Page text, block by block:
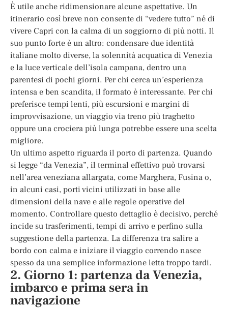
È utile anche ridimensionare alcune aspettative. Un
itinerario così breve non consente di “vedere tutto” né di
vivere Capri con la calma di un soggiorno di più notti. Il
suo punto forte è un altro: condensare due identità
italiane molto diverse, la solennità acquatica di Venezia
e la luce verticale dell’isola campana, dentro una
parentesi di pochi giorni. Per chi cerca un’esperienza
intensa e ben scandita, il formato è interessante. Per chi
preferisce tempi lenti, più escursioni e margini di
improvvisazione, un viaggio via treno più traghetto
oppure una crociera più lunga potrebbe essere una scelta
migliore.
Un ultimo aspetto riguarda il porto di partenza. Quando
si legge “da Venezia”, il terminal effettivo può trovarsi
nell’area veneziana allargata, come Marghera, Fusina o,
in alcuni casi, porti vicini utilizzati in base alle
dimensioni della nave e alle regole operative del
momento. Controllare questo dettaglio è decisivo, perché
incide su trasferimenti, tempi di arrivo e perfino sulla
suggestione della partenza. La differenza tra salire a
bordo con calma e iniziare il viaggio correndo nasce
spesso da una semplice informazione letta troppo tardi.
2. Giorno 1: partenza da Venezia,
imbarco e prima sera in
navigazione